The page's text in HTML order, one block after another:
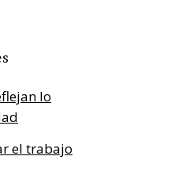
lo
el trabajo